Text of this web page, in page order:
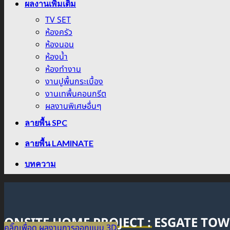
ผลงานเพิ่มเติม
TV SET
ห้องครัว
ห้องนอน
ห้องน้ำ
ห้องทำงาน
งานปูพื้นกระเบื้อง
งานเทพื้นคอนกรีต
ผลงานพิเศษอื่นๆ
ลายพื้น SPC
ลายพื้น LAMINATE
บทความ
ONSITE HOME PROJECT : ESGATE